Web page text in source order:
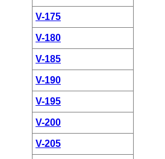
V-175
V-180
V-185
V-190
V-195
V-200
V-205